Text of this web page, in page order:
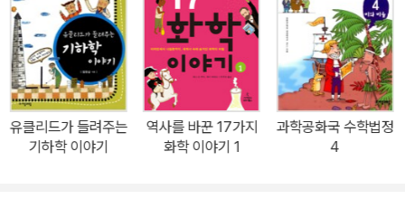
고 그 중간 부분을 아이들과 함께 먹고 남은 부분을 다시 3등분하고
중간 부분을 먹고 이런 식으로 계속할 때 남은 빵의 길이를 구하는 방
법을 아이들과 함께 찾는다. 물론 이 과정에는 저자는 비의 값이 일정
한 수열의 원리를 이용한다. 또한 성냥개비을 이용하여 복잡한 수열
을 설명하고 가우스가 규칙성이 있는 수들의 합을 구했던 방법을 아
주 친절하게 소개한다. 또한 저자는 두 사람의 달리기를 통해 수열의
유클리드가 들려주는
기하학 이야기
역사를 바꾼 17가지
화학 이야기 1
과학공화국 수학법정
4